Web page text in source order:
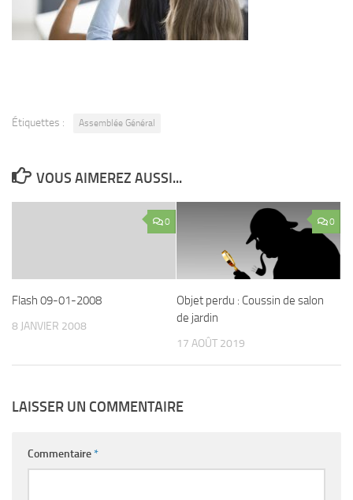
Étiquettes : Assemblée Général
VOUS AIMEREZ AUSSI...
0
Flash 09-01-2008
8 JANVIER 2008
0
Objet perdu : Coussin de salon
de jardin
17 AOÛT 2019
LAISSER UN COMMENTAIRE
Commentaire*